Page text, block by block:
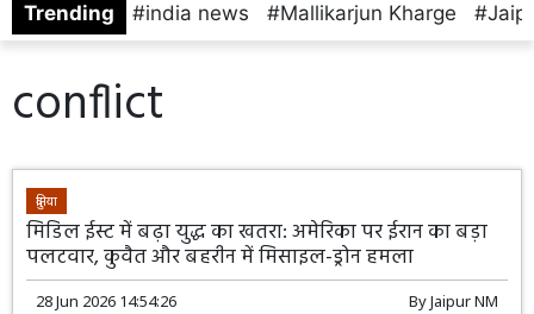
Trending india news Mallikarjun Kharge
conflict
दुनिया
मिडिल ईस्ट में बढ़ा युद्ध का खतरा: अमेरिका पर ईरान का बड़ा
पलटवार, कुवैत और बहरीन में मिसाइल-ड्रोन हमला
28 Jun 2026 14:54:26 ByJaipur NM